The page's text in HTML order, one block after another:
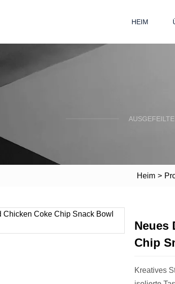
HEIM
Heim >
Neues
Chip
Kreatives